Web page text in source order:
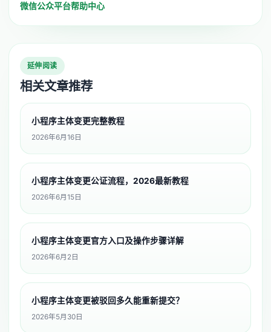
微信公众平台帮助中心
延伸阅读
相关文章推荐
小程序主体变更完整教程
2026年6月16日
小程序主体变更公证流程，2026最新教程
2026年6月15日
小程序主体变更官方入口及操作步骤详解
2026年6月2日
小程序主体变更被驳回多久能重新提交？
2026年5月30日